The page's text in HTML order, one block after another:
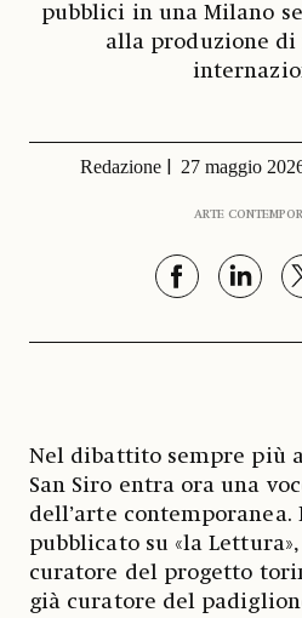
pubblici in una Milano
alla produzione
Redazione 27 maggio
ARTE
Nel dibattito sempre più
San Siro entra ora una
dell’arte
pubblicato su «la
curatore del progetto
già curatore del